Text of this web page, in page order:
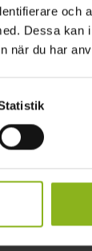
och
Dessa kan
när du har